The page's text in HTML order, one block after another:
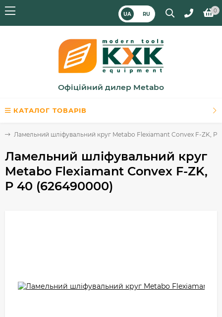
UA RU
0
Офіційний дилер Metabo
КАТАЛОГ ТОВАРІВ
Ламельний шліфувальний круг Metabo Flexiamant Convex F-ZK, P
Ламельний шліфувальний круг
Metabo Flexiamant Convex F-ZK,
P 40 (626490000)